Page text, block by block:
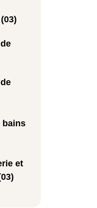
bains
et